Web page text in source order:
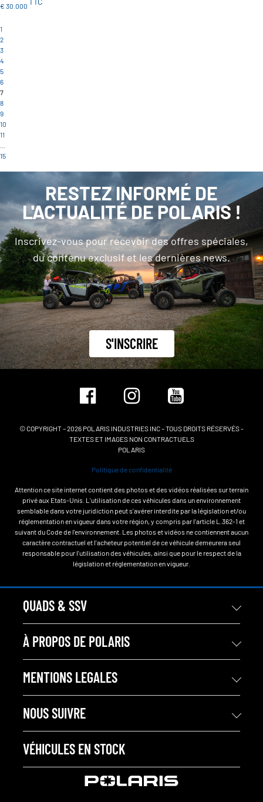
€ 30.000
1
2
3
4
5
6
7
8
9
10
11
15
RESTEZ INFORMÉ DE
L'ACTUALITÉ DE POLARIS !
Inscrivez-vous pour recevoir des offres spéciales,
du contenu exclusif et les dernières news.
S'INSCRIRE
© COPYRIGHT – 2026 POLARIS INDUSTRIES INC – TOUS DROITS RÉSERVÉS -
TEXTES ET IMAGES NON CONTRACTUELS
POLARIS
Politique de confidentialité
Attention ce site internet contient des photos et des vidéos réalisées sur terrain
privé aux Etats-Unis. L'utilisation de ces véhicules dans un environnement
semblable dans votre juridiction peut s'avérer interdite par la législation et/ou
réglementation en vigueur dans votre région, y compris par l'article L.362-1 et
suivant du Code de l'environnement. Les photos et vidéos ne contiennent aucun
caractère contractuel et l'acheteur potentiel de ce véhicule demeurera seul
responsable pour l'utilisation des véhicules, ainsi que pour le respect de la
législation et réglementation en vigueur.
QUADS & SSV
À PROPOS DE POLARIS
MENTIONS LEGALES
NOUS SUIVRE
VÉHICULES EN STOCK